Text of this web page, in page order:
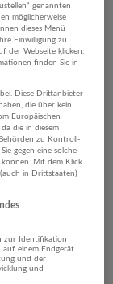
genannten
möglicherweise
dieses Menü
Einwilligung zu
der Webseite klicken.
finden Sie in
Diese Drittanbieter
die über kein
Europäischen
die in diesem
zu Kontroll-
gegen eine solche
können. Mit dem Klick
(auch in Drittstaaten)
zur Identifikation
einem Endgerät.
und der
und